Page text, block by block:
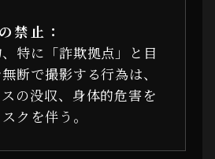
禁止：
特に「詐欺拠点」と目
断で撮影する行為は、
の没収、身体的危害を
クを伴う。